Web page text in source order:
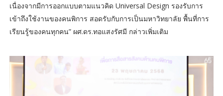
เนื่องจากมีการออกแบบตามแนวคิด Universal Design รองรับการ
เข้าถึงใช้งานของคนพิการ สอดรับกับการเป็นมหาวิทยาลัย พื้นที่การ
เรียนรู้ของคนทุกคน” ผศ.ดร.ทอแสงรัศมี กล่าวเพิ่มเติม